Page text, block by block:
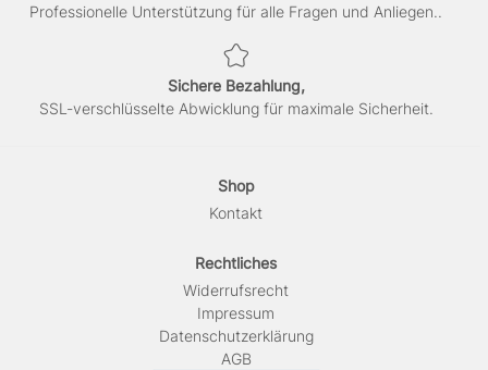
Professionelle Unterstützung für alle Fragen und Anliegen..
Sichere Bezahlung,
SSL-verschlüsselte Abwicklung für maximale Sicherheit.
Shop
Kontakt
Rechtliches
Widerrufs­recht
Impressum
Daten­schutz­erklärung
AGB